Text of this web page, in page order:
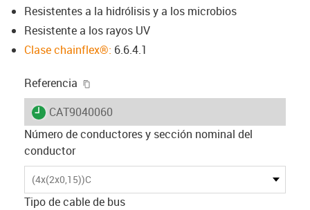
Resistentes a la hidrólisis y a los microbios
Resistente a los rayos UV
Clase chainflex®: 6.6.4.1
Referencia
igus-icon-lieferzeit
CAT9040060
Número de conductores y sección nominal del
conductor
(4x(2x0,15))C
Tipo de cable de bus